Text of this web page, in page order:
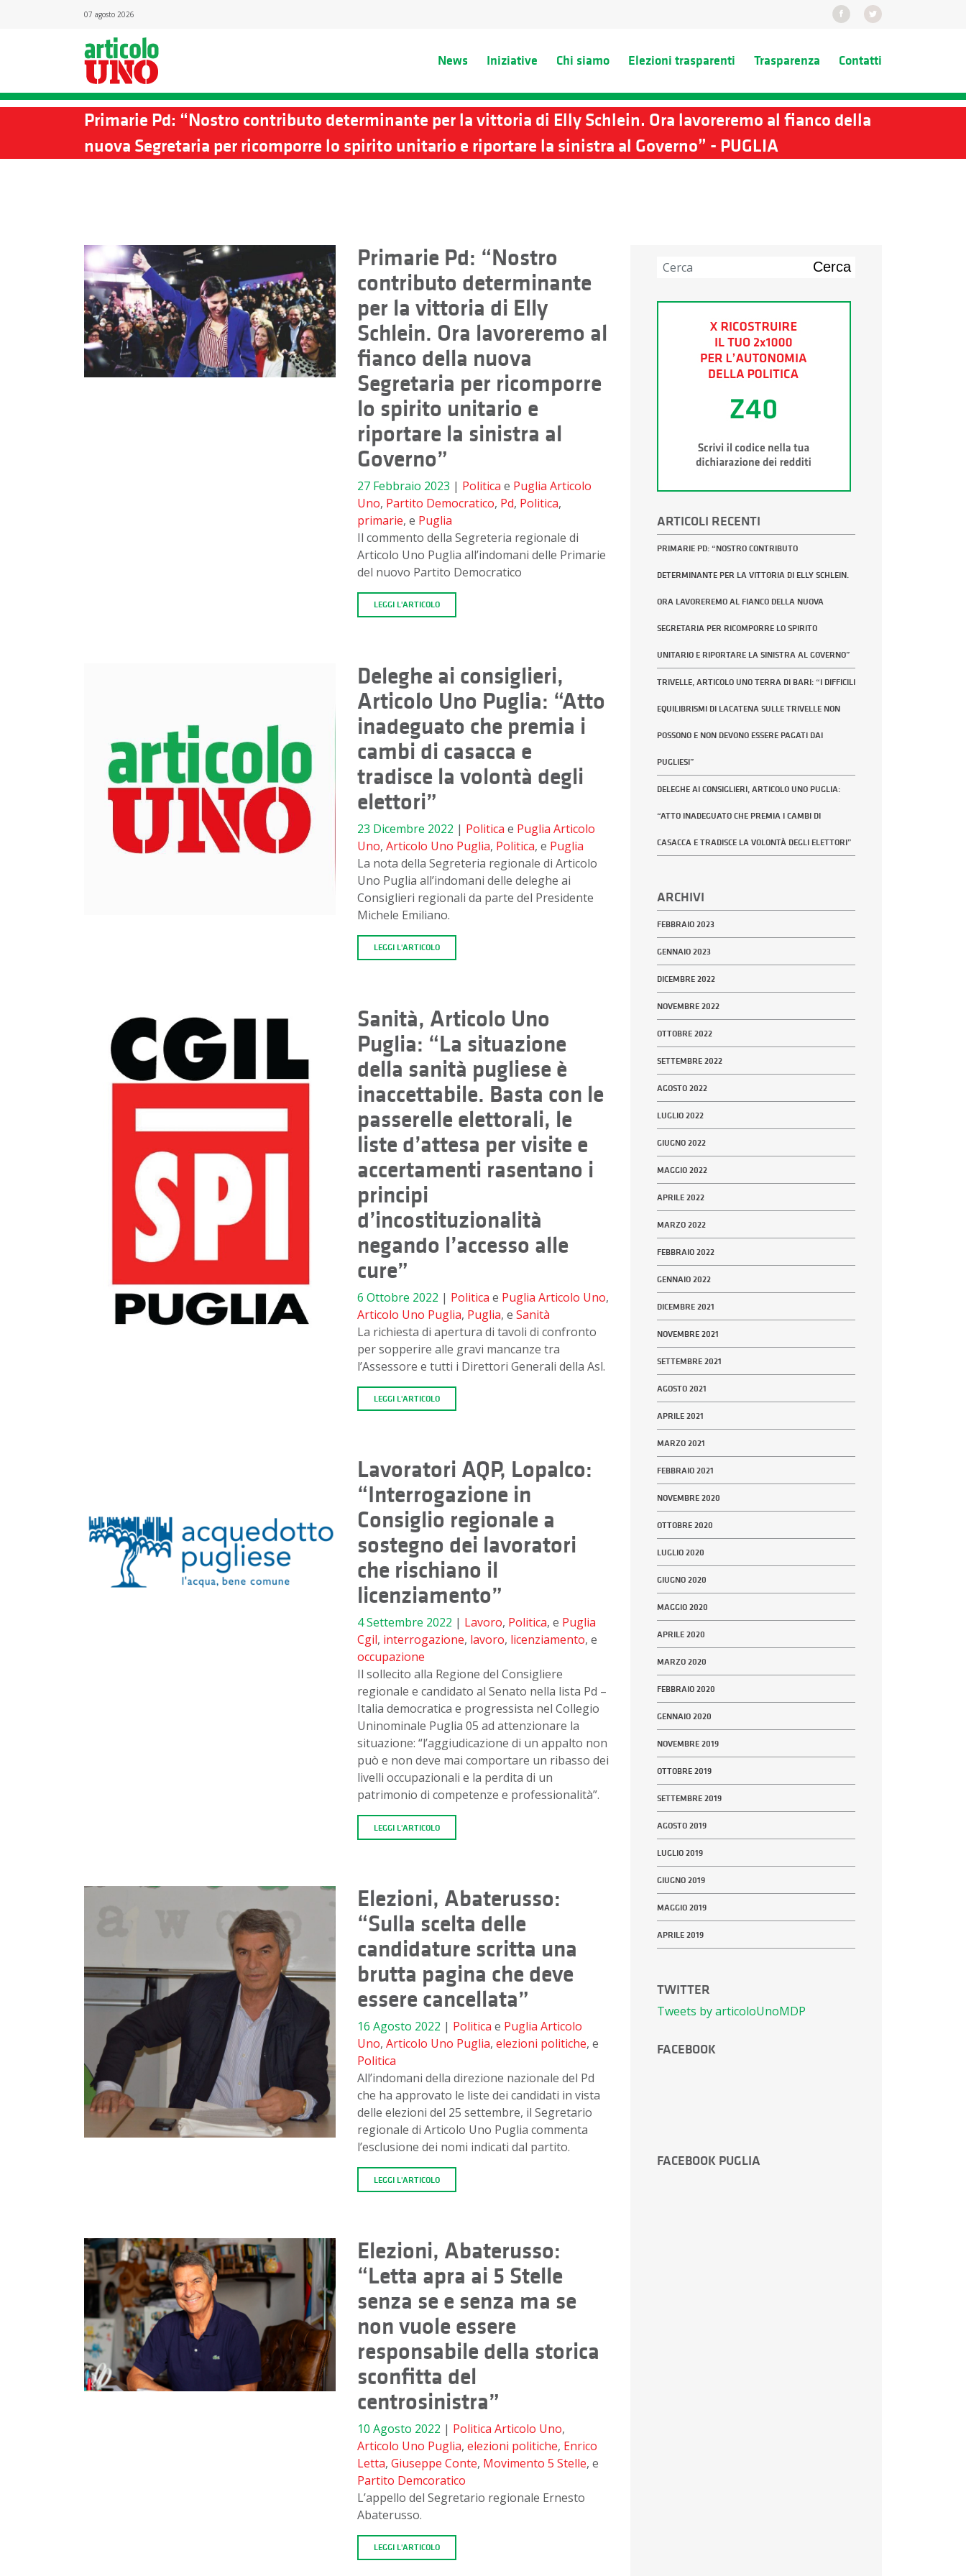
07 agosto 2026
News Iniziative Chi siamo Elezioni trasparenti Trasparenza Contatti
Primarie Pd: “Nostro contributo determinante per la vittoria di Elly Schlein. Ora lavoreremo al fianco della
nuova Segretaria per ricomporre lo spirito unitario e riportare la sinistra al Governo” - PUGLIA
Primarie Pd: “Nostro
contributo determinante
per la vittoria di Elly
Schlein. Ora lavoreremo al
fianco della nuova
Segretaria per ricomporre
lo spirito unitario e
riportare la sinistra al
Governo”
27 Febbraio 2023 | Politica e Puglia Articolo
Uno, Partito Democratico, Pd, Politica,
primarie, e Puglia
Il commento della Segreteria regionale di
Articolo Uno Puglia all’indomani delle Primarie
del nuovo Partito Democratico
LEGGI L'ARTICOLO
Deleghe ai consiglieri,
Articolo Uno Puglia: “Atto
inadeguato che premia i
cambi di casacca e
tradisce la volontà degli
elettori”
23 Dicembre 2022 | Politica e Puglia Articolo
Uno, Articolo Uno Puglia, Politica, e Puglia
La nota della Segreteria regionale di Articolo
Uno Puglia all’indomani delle deleghe ai
Consiglieri regionali da parte del Presidente
Michele Emiliano.
LEGGI L'ARTICOLO
Sanità, Articolo Uno
Puglia: “La situazione
della sanità pugliese è
inaccettabile. Basta con le
passerelle elettorali, le
liste d’attesa per visite e
accertamenti rasentano i
principi
d’incostituzionalità
negando l’accesso alle
cure”
6 Ottobre 2022 | Politica e Puglia Articolo Uno,
Articolo Uno Puglia, Puglia, e Sanità
La richiesta di apertura di tavoli di confronto
per sopperire alle gravi mancanze tra
l’Assessore e tutti i Direttori Generali della Asl.
LEGGI L'ARTICOLO
Lavoratori AQP, Lopalco:
“Interrogazione in
Consiglio regionale a
sostegno dei lavoratori
che rischiano il
licenziamento”
4 Settembre 2022 | Lavoro, Politica, e Puglia
Cgil, interrogazione, lavoro, licenziamento, e
occupazione
Il sollecito alla Regione del Consigliere
regionale e candidato al Senato nella lista Pd –
Italia democratica e progressista nel Collegio
Uninominale Puglia 05 ad attenzionare la
situazione: “l’aggiudicazione di un appalto non
può e non deve mai comportare un ribasso dei
livelli occupazionali e la perdita di un
patrimonio di competenze e professionalità”.
LEGGI L'ARTICOLO
Elezioni, Abaterusso:
“Sulla scelta delle
candidature scritta una
brutta pagina che deve
essere cancellata”
16 Agosto 2022 | Politica e Puglia Articolo
Uno, Articolo Uno Puglia, elezioni politiche, e
Politica
All’indomani della direzione nazionale del Pd
che ha approvato le liste dei candidati in vista
delle elezioni del 25 settembre, il Segretario
regionale di Articolo Uno Puglia commenta
l’esclusione dei nomi indicati dal partito.
LEGGI L'ARTICOLO
Elezioni, Abaterusso:
“Letta apra ai 5 Stelle
senza se e senza ma se
non vuole essere
responsabile della storica
sconfitta del
centrosinistra”
10 Agosto 2022 | Politica Articolo Uno,
Articolo Uno Puglia, elezioni politiche, Enrico
Letta, Giuseppe Conte, Movimento 5 Stelle, e
Partito Demcoratico
L’appello del Segretario regionale Ernesto
Abaterusso.
LEGGI L'ARTICOLO
Cerca
ARTICOLI RECENTI
PRIMARIE PD: “NOSTRO CONTRIBUTO
DETERMINANTE PER LA VITTORIA DI ELLY SCHLEIN.
ORA LAVOREREMO AL FIANCO DELLA NUOVA
SEGRETARIA PER RICOMPORRE LO SPIRITO
UNITARIO E RIPORTARE LA SINISTRA AL GOVERNO”
TRIVELLE, ARTICOLO UNO TERRA DI BARI: “I DIFFICILI
EQUILIBRISMI DI LACATENA SULLE TRIVELLE NON
POSSONO E NON DEVONO ESSERE PAGATI DAI
PUGLIESI”
DELEGHE AI CONSIGLIERI, ARTICOLO UNO PUGLIA:
“ATTO INADEGUATO CHE PREMIA I CAMBI DI
CASACCA E TRADISCE LA VOLONTÀ DEGLI ELETTORI”
ARCHIVI
FEBBRAIO 2023
GENNAIO 2023
DICEMBRE 2022
NOVEMBRE 2022
OTTOBRE 2022
SETTEMBRE 2022
AGOSTO 2022
LUGLIO 2022
GIUGNO 2022
MAGGIO 2022
APRILE 2022
MARZO 2022
FEBBRAIO 2022
GENNAIO 2022
DICEMBRE 2021
NOVEMBRE 2021
SETTEMBRE 2021
AGOSTO 2021
APRILE 2021
MARZO 2021
FEBBRAIO 2021
NOVEMBRE 2020
OTTOBRE 2020
LUGLIO 2020
GIUGNO 2020
MAGGIO 2020
APRILE 2020
MARZO 2020
FEBBRAIO 2020
GENNAIO 2020
NOVEMBRE 2019
OTTOBRE 2019
SETTEMBRE 2019
AGOSTO 2019
LUGLIO 2019
GIUGNO 2019
MAGGIO 2019
APRILE 2019
TWITTER
Tweets by articoloUnoMDP
FACEBOOK
FACEBOOK PUGLIA